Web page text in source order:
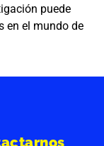
puede
en el mundo de